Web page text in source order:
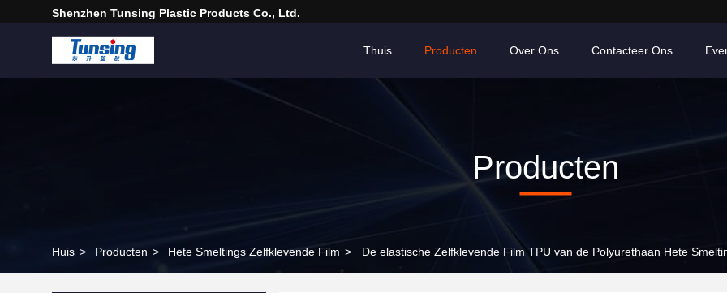
Shenzhen Tunsing Plastic Products Co., Ltd.
Thuis Producten Over Ons Contacteer Ons
Producten
Huis > Producten > Hete Smeltings Zelfklevende Film > De elastische Zelfklevende Film TPU van de Polyurethaan Hete